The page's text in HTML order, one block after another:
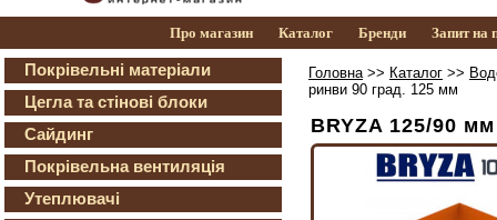
Про магазин Каталог Бренди Запит на
Покрівельні матеріали
Цегла та стінові блоки
Сайдинг
Покрівельна вентиляція
Утеплювачі
Головна>> Каталог >>
ринви 90 град. 125 мм
BRYZA 125/90